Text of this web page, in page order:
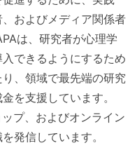
およびメディア関係者
は、研究者が心理学
できるようにするため
、領域で最先端の研究
を支援しています。
プ、およびオンライン
発信しています。